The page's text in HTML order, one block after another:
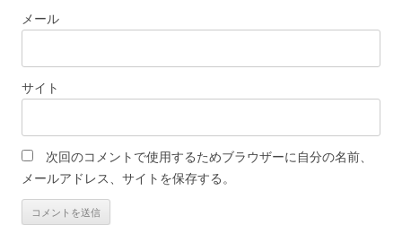
メール
サイト
次回のコメントで使用するためブラウザーに自分の名前、
メールアドレス、サイトを保存する。